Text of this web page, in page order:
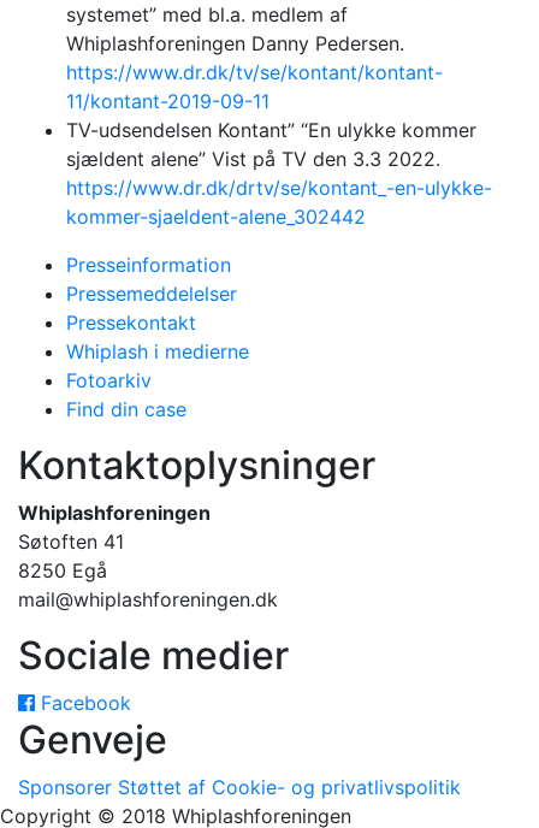
systemet” med bl.a. medlem af
Whiplashforeningen Danny Pedersen.
https://www.dr.dk/tv/se/kontant/kontant-
11/kontant-2019-09-11
TV-udsendelsen Kontant” “En ulykke kommer
sjældent alene” Vist på TV den 3.3 2022.
https://www.dr.dk/drtv/se/kontant_-en-ulykke-
kommer-sjaeldent-alene_302442
Presseinformation
Pressemeddelelser
Pressekontakt
Whiplash i medierne
Fotoarkiv
Find din case
Kontaktoplysninger
Whiplashforeningen
Søtoften 41
8250 Egå
mail@whiplashforeningen.dk
Sociale medier
Facebook
Genveje
Sponsorer Støttet af Cookie- og privatlivspolitik
Copyright © 2018 Whiplashforeningen